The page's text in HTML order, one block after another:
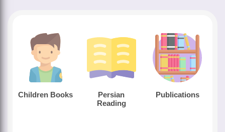
Children Books
Persian
Reading
Publications